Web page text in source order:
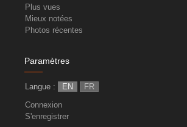
Plus vues
Mieux notées
Photos récentes
Paramètres
Langue : EN
FR
Connexion
S'enregistrer